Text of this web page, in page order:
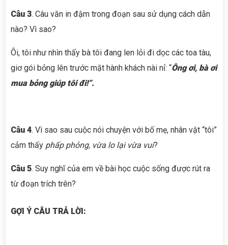
Câu 3. Câu văn in đậm trong đoạn sau sử dụng cách dẫn
nào? Vì sao?
Ôi, tôi như nhìn thấy bà tôi đang len lỏi đi dọc các toa tàu,
giơ gói bỏng lên trước mặt hành khách nài nỉ: “Ông ơi, bà ơi
mua bỏng giúp tôi đi!”.
Câu 4. Vì sao sau cuộc nói chuyện với bố mẹ, nhân vật “tôi”
cảm thấy phấp phỏng, vừa lo lại vừa vui?
Câu 5. Suy nghĩ của em về bài học cuộc sống được rút ra
từ đoạn trích trên?
GỢI Ý CÂU TRẢ LỜI: